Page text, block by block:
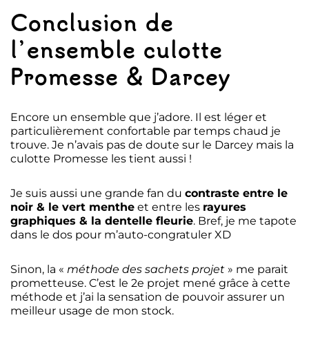
Conclusion de
l’ensemble culotte
Promesse & Darcey
Encore un ensemble que j’adore. Il est léger et
particulièrement confortable par temps chaud je
trouve. Je n’avais pas de doute sur le Darcey mais la
culotte Promesse les tient aussi !
Je suis aussi une grande fan du contraste entre le
noir & le vert menthe et entre les rayures
graphiques & la dentelle fleurie. Bref, je me tapote
dans le dos pour m’auto-congratuler XD
Sinon, la « méthode des sachets projet » me parait
prometteuse. C’est le 2e projet mené grâce à cette
méthode et j’ai la sensation de pouvoir assurer un
meilleur usage de mon stock.